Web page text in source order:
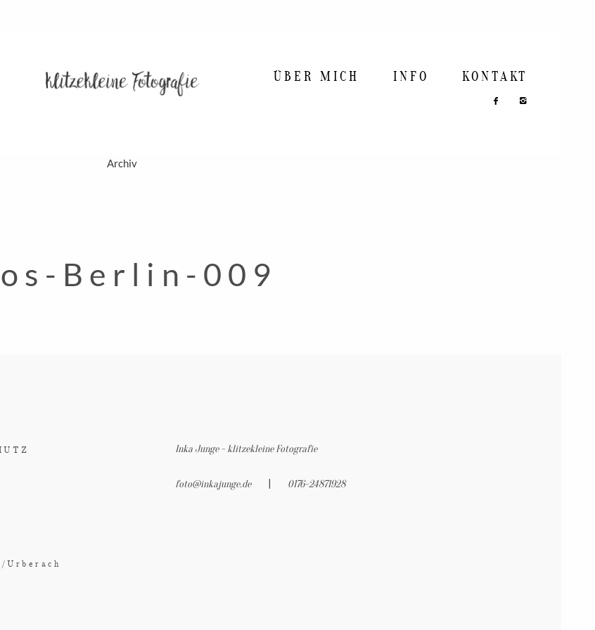
PORTFOLIO
BLOG
ÜBER MICH INFO KONTAKT
Archiv
Berlin-009
Urberach
Inka Junge - klitzekleine Fotografie
foto@inkajunge.de | 0176-24871928